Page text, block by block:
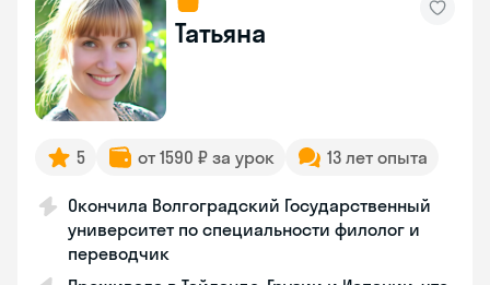
Татьяна
5 от 1590 ₽ за урок 13 лет опыта
Окончила Волгоградский Государственный
университет по специальности филолог и
переводчик